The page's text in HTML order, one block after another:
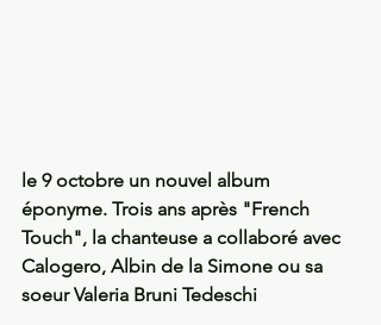
le 9 octobre un nouvel album
éponyme. Trois ans après "French
Touch", la chanteuse a collaboré avec
Calogero, Albin de la Simone ou sa
soeur Valeria Bruni Tedeschi